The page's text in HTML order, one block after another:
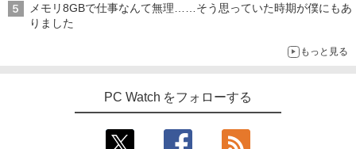
メモリ8GBで仕事なんて無理……そう思っていた時期が僕にもあ
りました
もっと見る
PC Watch をフォローする